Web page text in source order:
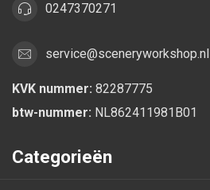
0247370271
service@sceneryworkshop.nl
KVK nummer: 82287775
btw-nummer: NL862411981B01
Categorieën